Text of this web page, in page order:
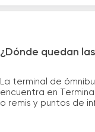
¿Dónde quedan
La terminal de
encuentra en
o remis y puntos de